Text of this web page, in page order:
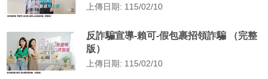
上傳日期: 115/02/10
反詐騙宣導-賴可-假包裹招領詐騙 （完整
版）
上傳日期: 115/02/10